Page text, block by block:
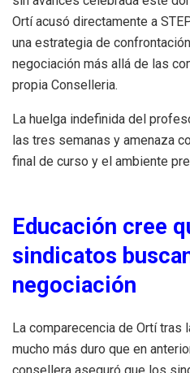
Ortí acusó directamente a
una estrategia de
negociación más allá de las
propia Conselleria.
La huelga indefinida del
las tres semanas y amenaza
final de curso y el ambiente
Educación cree
sindicatos
negociación
La comparecencia de Ortí tras
mucho más duro que en